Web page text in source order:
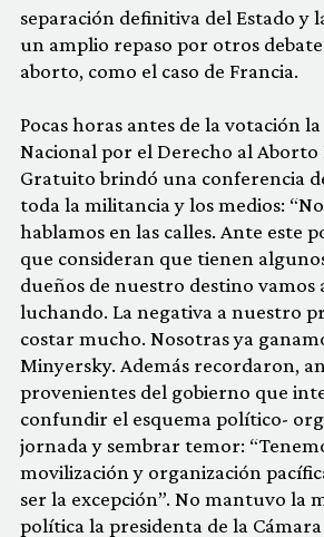
separación definitiva del Estado y
un amplio repaso por otros
aborto, como el caso de Francia.
Pocas horas antes de la votación
Nacional por el Derecho al Aborto
Gratuito brindó una conferencia
toda la militancia y los medios:
hablamos en las calles. Ante este
que consideran que tienen
dueños de nuestro destino vamos
luchando. La negativa a nuestro
costar mucho. Nosotras ya
Minyersky. Además recordaron,
provenientes del gobierno que
confundir el esquema político-
jornada y sembrar temor:
movilización y organización
ser la excepción”. No mantuvo la
política la presidenta de la